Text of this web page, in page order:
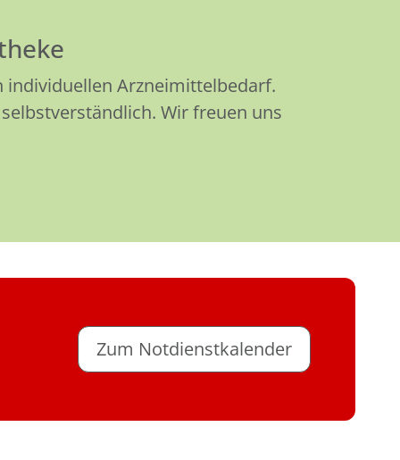
individuellen Arzneimittelbedarf.
Wir freuen uns
Zum Notdienstkalender